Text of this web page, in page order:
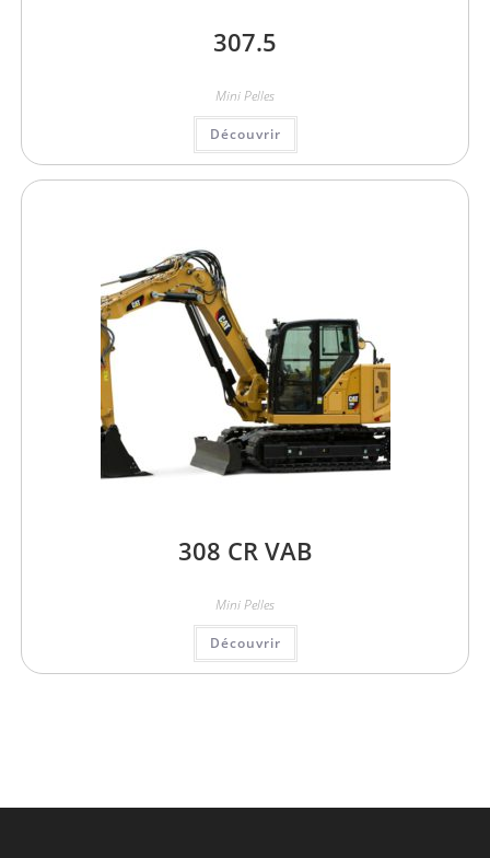
307.5
Mini Pelles
Découvrir
308 CR VAB
Mini Pelles
Découvrir